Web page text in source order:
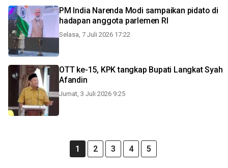
PM India Narenda Modi sampaikan pidato di
hadapan anggota parlemen RI
Selasa, 7 Juli 2026 17:22
OTT ke-15, KPK tangkap Bupati Langkat Syah
Afandin
Jumat, 3 Juli 2026 9:25
1 2 3 4 5